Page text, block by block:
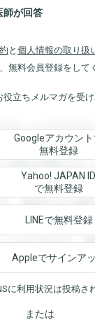
師が回答
と 個人情報の取り扱
無料会員登録をして
立ちメルマガを受
ることができます
す。登録すると回
回答を閲覧するこ
ことができます。
。登録すると回答
答を閲覧すること
とができます。登
Googleアカウン
無料登録
Yahoo! JAPAN ID
で無料登録
LINEで無料登録
Appleでサインア
に利用状況は投稿さ
または